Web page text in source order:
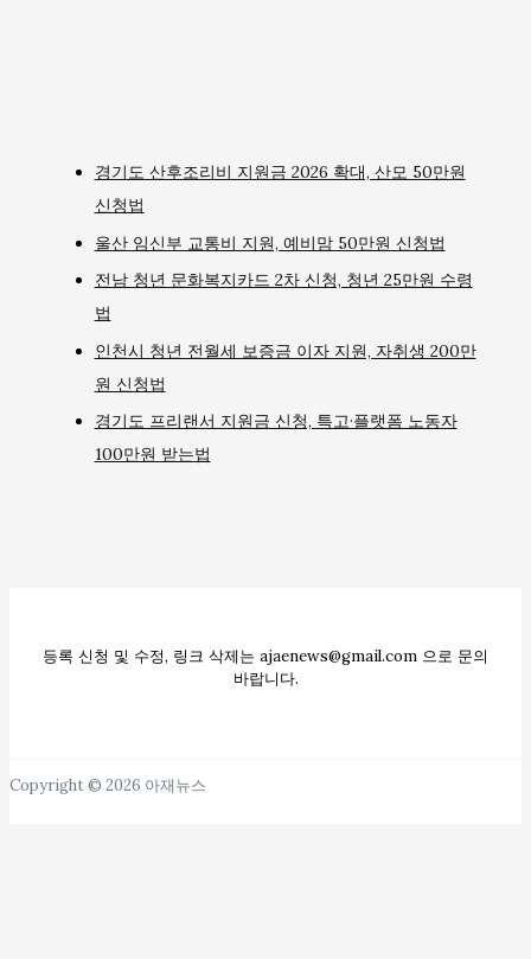
경기도 산후조리비 지원금 2026 확대, 산모 50만원
신청법
울산 임신부 교통비 지원, 예비맘 50만원 신청법
전남 청년 문화복지카드 2차 신청, 청년 25만원 수령
법
인천시 청년 전월세 보증금 이자 지원, 자취생 200만
원 신청법
경기도 프리랜서 지원금 신청, 특고·플랫폼 노동자
100만원 받는법
등록 신청 및 수정, 링크 삭제는 ajaenews@gmail.com 으로 문의
바랍니다.
Copyright © 2026 아재뉴스